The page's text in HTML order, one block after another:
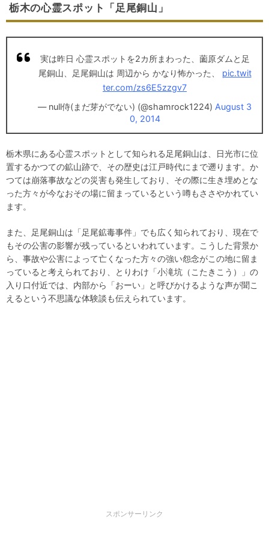
栃木の心霊スポット「足尾銅山」
実は昨日 心霊スポットを2カ所まわった、薗原ダムと足
尾銅山、足尾銅山は 周辺から かなり怖かった、 pic.twit
ter.com/zs6E5zzgv7
— null侍(まだ芽がでない) (@shamrock1224) August 3
0, 2014
栃木県にある心霊スポットとして知られる足尾銅山は、日光市に位
置するかつての鉱山跡で、その歴史は江戸時代にまで遡ります。か
つては崩落事故などの災害も発生しており、その際に生き埋めとな
った方々が今なおその場に留まっているという噂もささやかれてい
ます。
また、足尾銅山は「足尾鉱毒事件」でも広く知られており、現在で
もその公害の影響が残っているといわれています。こうした背景か
ら、事故や公害によって亡くなった方々の強い怨念がこの地に留ま
っていると考えられており、とりわけ「小滝坑（こたきこう）」の
入り口付近では、内部から「おーい」と呼びかけるような声が聞こ
えるという不思議な体験談も伝えられています。
スポンサーリンク